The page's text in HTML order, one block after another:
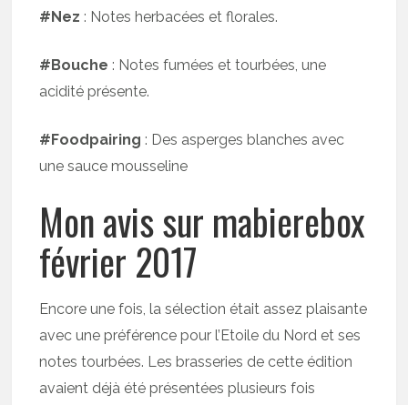
#Nez : Notes herbacées et florales.
#Bouche : Notes fumées et tourbées, une
acidité présente.
#Foodpairing : Des asperges blanches avec
une sauce mousseline
Mon avis sur mabierebox
février 2017
Encore une fois, la sélection était assez plaisante
avec une préférence pour l’Etoile du Nord et ses
notes tourbées. Les brasseries de cette édition
avaient déjà été présentées plusieurs fois